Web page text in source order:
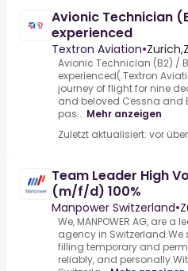
Avionic Technician
experienced
Textron Aviation•
Avionic Technician (B2) /
experienced(.Textron
journey of flight for nine
and beloved Cessna and
pas... Mehr anzeigen
Zuletzt aktualisiert: vor
Team Leader High
(m/f/d) 100%
Manpower Switzerland•
We, MANPOWER AG, are
agency in
filling temporary and
reliably, and